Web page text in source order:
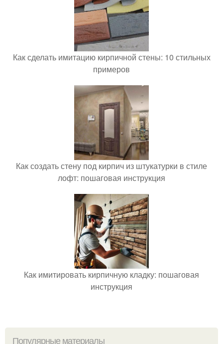
Как сделать имитацию кирпичной стены: 10 стильных
примеров
Как создать стену под кирпич из штукатурки в стиле
лофт: пошаговая инструкция
Как имитировать кирпичную кладку: пошаговая
инструкция
Популярные материалы